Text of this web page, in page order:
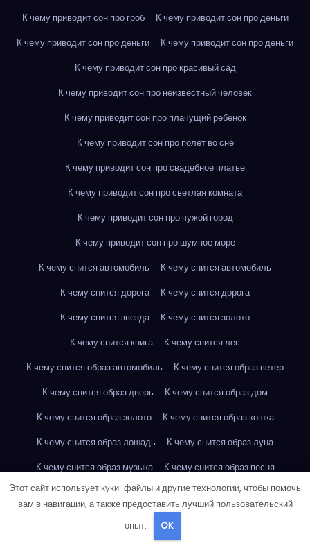
К чему приводит сон про гроб
К чему приводит сон про деньги
К чему приводит сон про деньги
К чему приводит сон про деньги
К чему приводит сон про красивый сад
К чему приводит сон про неизвестный человек
К чему приводит сон про плачущий ребенок
К чему приводит сон про полет во сне
К чему приводит сон про свадебное платье
К чему приводит сон про светлая комната
К чему приводит сон про чужой город
К чему приводит сон про шумное море
К чему снится автомобиль
К чему снится автомобиль
К чему снится дорога
К чему снится дорога
К чему снится звезда
К чему снится золото
К чему снится книга
К чему снится лес
К чему снится образ автомобиль
К чему снится образ ветер
К чему снится образ дверь
К чему снится образ дом
К чему снится образ золото
К чему снится образ кошка
К чему снится образ лошадь
К чему снится образ луна
К чему снится образ музыка
К чему снится образ песня
К чему снится образ песня
К чему снится образ птица
К чему снится образ сад
Этот сайт использует куки-файлы и другие технологии, чтобы помочь
вам в навигации, а также предоставить лучший пользовательский
опыт.
OK